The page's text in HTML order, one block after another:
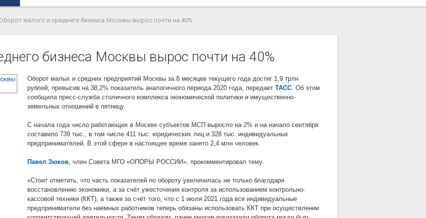
Оборот малого и среднего бизнеса Москвы вырос почти на 40%
бизнеса Москвы вырос почти на 40%
Оборот малых и средних предприятий Москвы за 8 месяцев текущего года достиг 1,9 трлн
рублей, превысив на 38,2% показатель аналогичного периода 2020 года, передаетТАСС . Об этом
сообщила пресс-служба столичного комплекса экономической политики и имущественно-
земельных отношений в пятницу.
С начала года число работающих в Москве субъектов МСП выросло на 2% и на начало сентября
составило 739 тыс., в том числе 411 тыс. юридических лиц и 328 тыс. индивидуальных
предпринимателей. В этой сфере в настоящее время занято 2,4 млн человек.
Павел Зюков , член Совета МГО «ОПОРЫ РОССИИ», прокомментировал тему.
«Стоит отметить, что часть показателей по обороту увеличилась не только благодаря
восстановлению экономики, а за счёт ужесточения контроля за использованием контрольно-
кассовой техники (ККТ), а также за счёт того, что с 1 июля 2021 года все индивидуальные
предприниматели без наемных работников теперь обязаны использовать ККТ при осуществлении